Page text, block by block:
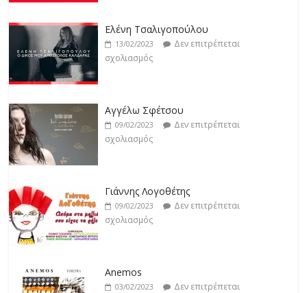
19/02/2023
Δεν επιτρέπεται
σχολιασμός
Ελένη Τσαλιγοπούλου
13/02/2023
Δεν επιτρέπεται
σχολιασμός
Αγγέλω Σφέτσου
09/02/2023
Δεν επιτρέπεται
σχολιασμός
Γιάννης Λογοθέτης
09/02/2023
Δεν επιτρέπεται
σχολιασμός
Anemos
03/02/2023
Δεν επιτρέπεται